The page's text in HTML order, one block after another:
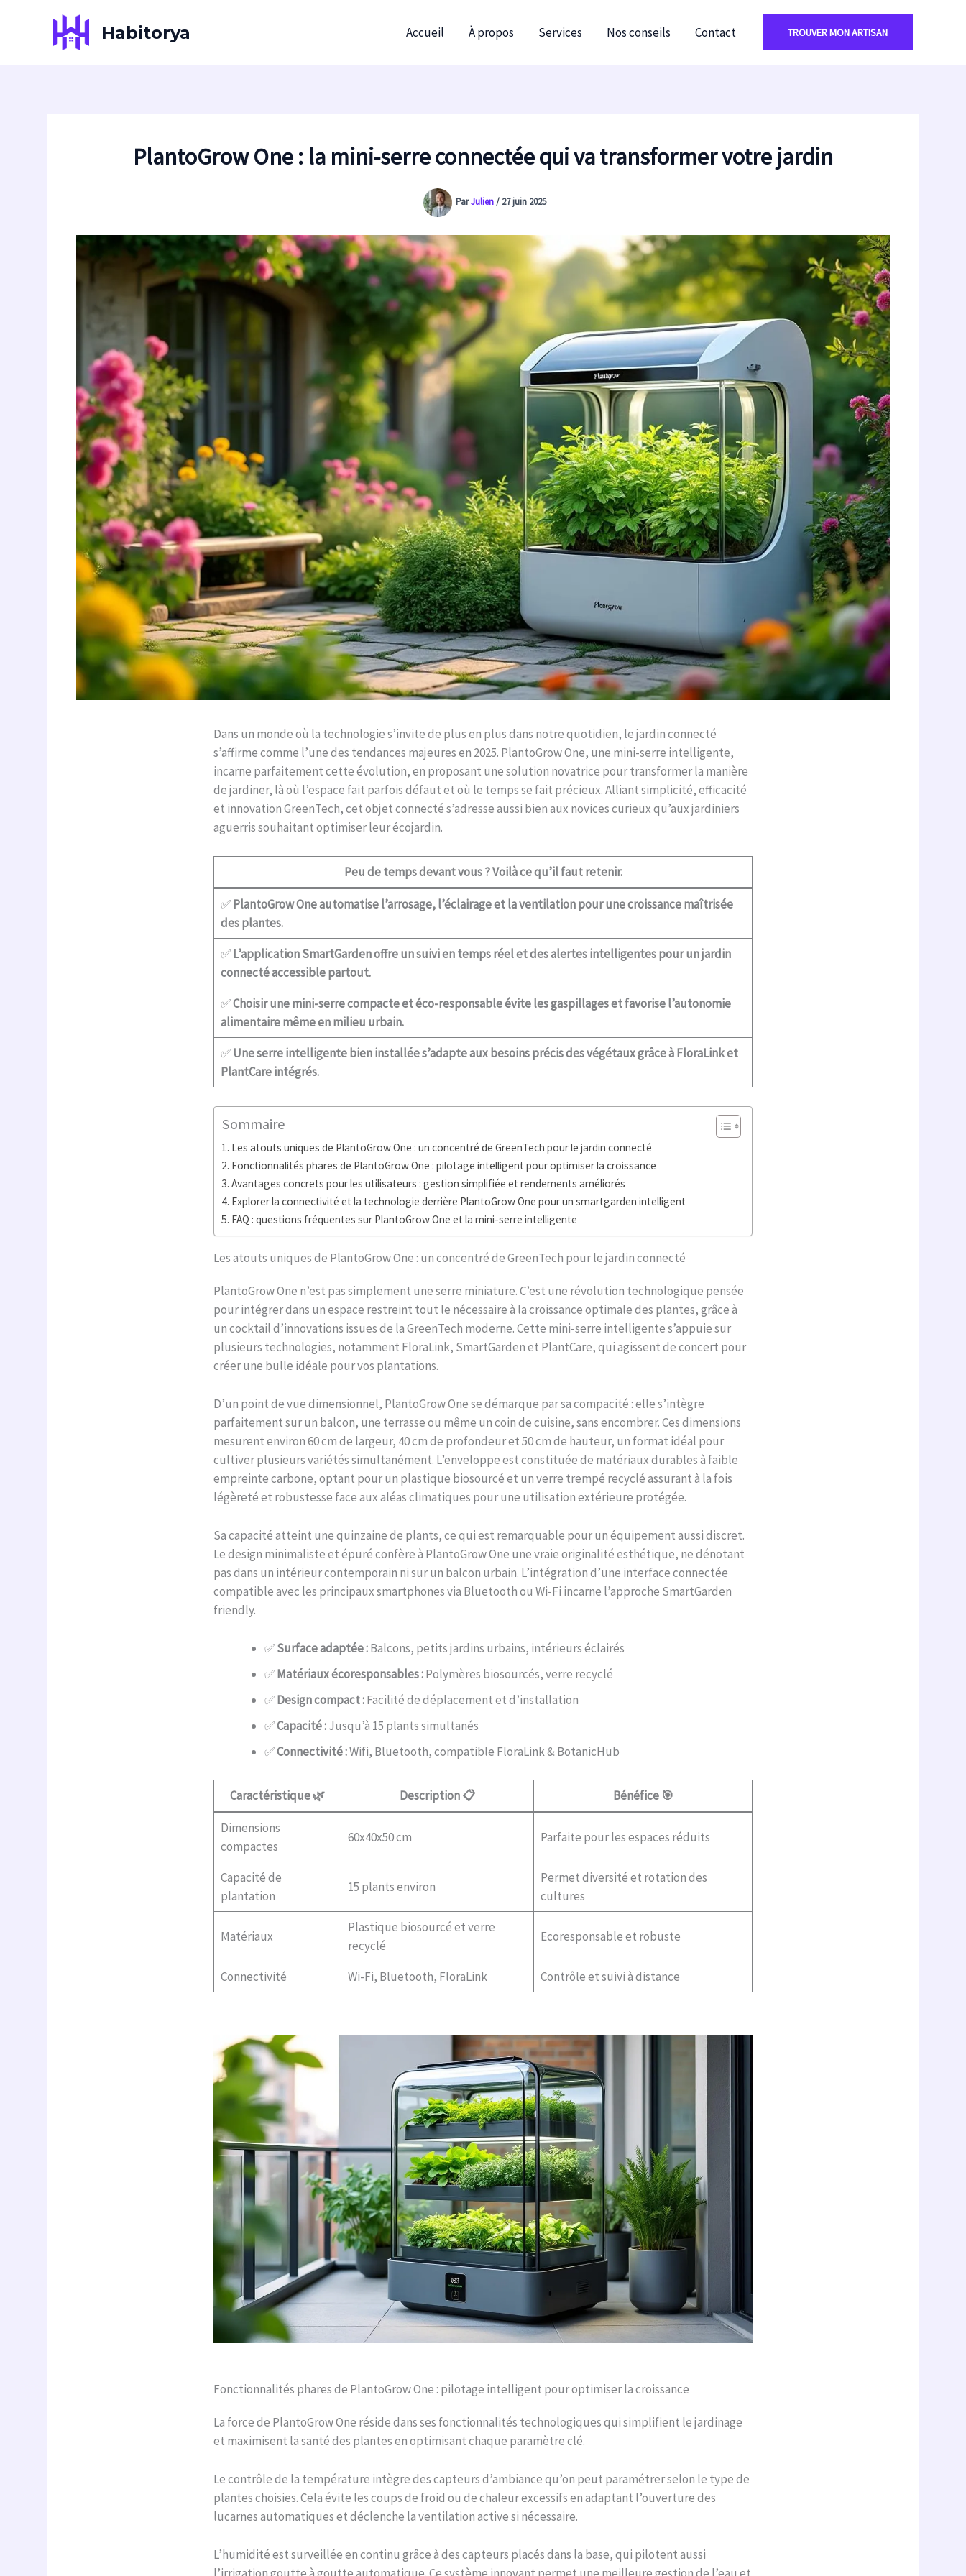
Habitorya Accueil À propos Services Nos conseils Contact TROUVER MON ARTISAN
PlantoGrow One : la mini-serre connectée qui va transformer votre jardin
ParJulien/ 27 juin 2025
Dans un monde où la technologie s’invite de plus en plus dans notre quotidien, le jardin connecté
s’affirme comme l’une des tendances majeures en 2025. PlantoGrow One, une mini-serre intelligente,
incarne parfaitement cette évolution, en proposant une solution novatrice pour transformer la manière
de jardiner, là où l’espace fait parfois défaut et où le temps se fait précieux. Alliant simplicité, efficacité
et innovation GreenTech, cet objet connecté s’adresse aussi bien aux novices curieux qu’aux jardiniers
aguerris souhaitant optimiser leur écojardin.
Peu de temps devant vous ? Voilà ce qu’il faut retenir.
✅PlantoGrow One automatise l’arrosage, l’éclairage et la ventilation pour une croissance maîtrisée
des plantes.
✅L’application SmartGarden offre un suivi en temps réel et des alertes intelligentes pour un jardin
connecté accessible partout.
✅Choisir une mini-serre compacte et éco-responsable évite les gaspillages et favorise l’autonomie
alimentaire même en milieu urbain.
✅Une serre intelligente bien installée s’adapte aux besoins précis des végétaux grâce à FloraLink et
PlantCare intégrés.
Sommaire
Les atouts uniques de PlantoGrow One : un concentré de GreenTech pour le jardin connecté
Fonctionnalités phares de PlantoGrow One : pilotage intelligent pour optimiser la croissance
Avantages concrets pour les utilisateurs : gestion simplifiée et rendements améliorés
Explorer la connectivité et la technologie derrière PlantoGrow One pour un smartgarden intelligent
FAQ : questions fréquentes sur PlantoGrow One et la mini-serre intelligente
Les atouts uniques de PlantoGrow One : un concentré de GreenTech pour le jardin connecté
PlantoGrow One n’est pas simplement une serre miniature. C’est une révolution technologique pensée
pour intégrer dans un espace restreint tout le nécessaire à la croissance optimale des plantes, grâce à
un cocktail d’innovations issues de la GreenTech moderne. Cette mini-serre intelligente s’appuie sur
plusieurs technologies, notamment FloraLink, SmartGarden et PlantCare, qui agissent de concert pour
créer une bulle idéale pour vos plantations.
D’un point de vue dimensionnel, PlantoGrow One se démarque par sa compacité : elle s’intègre
parfaitement sur un balcon, une terrasse ou même un coin de cuisine, sans encombrer. Ces dimensions
mesurent environ 60 cm de largeur, 40 cm de profondeur et 50 cm de hauteur, un format idéal pour
cultiver plusieurs variétés simultanément. L’enveloppe est constituée de matériaux durables à faible
empreinte carbone, optant pour un plastique biosourcé et un verre trempé recyclé assurant à la fois
légèreté et robustesse face aux aléas climatiques pour une utilisation extérieure protégée.
Sa capacité atteint une quinzaine de plants, ce qui est remarquable pour un équipement aussi discret.
Le design minimaliste et épuré confère à PlantoGrow One une vraie originalité esthétique, ne dénotant
pas dans un intérieur contemporain ni sur un balcon urbain. L’intégration d’une interface connectée
compatible avec les principaux smartphones via Bluetooth ou Wi-Fi incarne l’approche SmartGarden
friendly.
✅Surface adaptée :Balcons, petits jardins urbains, intérieurs éclairés
✅Matériaux écoresponsables :Polymères biosourcés, verre recyclé
✅Design compact :Facilité de déplacement et d’installation
✅Capacité :Jusqu’à 15 plants simultanés
✅Connectivité :Wifi, Bluetooth, compatible FloraLink & BotanicHub
Caractéristique 🌿 Description 📋 Bénéfice 🎯
Dimensions
compactes
60x40x50 cm Parfaite pour les espaces réduits
Capacité de
plantation
15 plants environ
Permet diversité et rotation des
cultures
Matériaux
Plastique biosourcé et verre
recyclé
Ecoresponsable et robuste
Connectivité Wi-Fi, Bluetooth, FloraLink Contrôle et suivi à distance
Fonctionnalités phares de PlantoGrow One : pilotage intelligent pour optimiser la croissance
La force de PlantoGrow One réside dans ses fonctionnalités technologiques qui simplifient le jardinage
et maximisent la santé des plantes en optimisant chaque paramètre clé.
Le contrôle de la température intègre des capteurs d’ambiance qu’on peut paramétrer selon le type de
plantes choisies. Cela évite les coups de froid ou de chaleur excessifs en adaptant l’ouverture des
lucarnes automatiques et déclenche la ventilation active si nécessaire.
L’humidité est surveillée en continu grâce à des capteurs placés dans la base, qui pilotent aussi